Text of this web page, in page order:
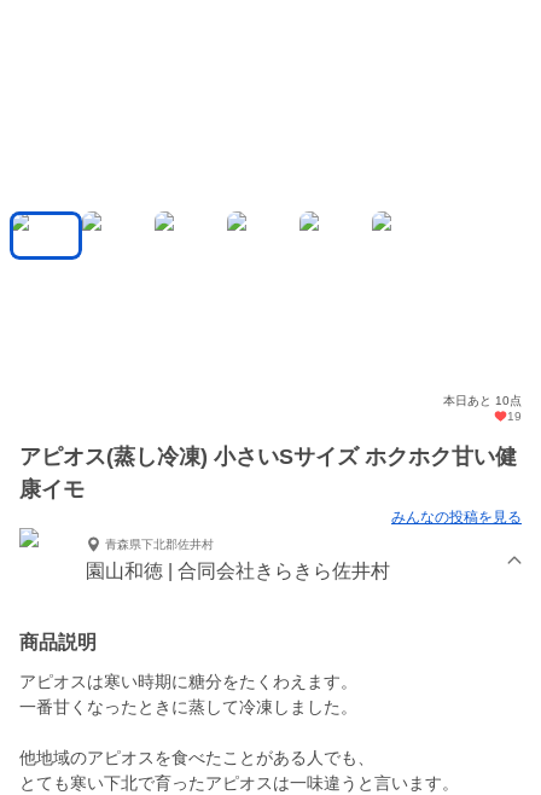
本日あと 10点
19
アピオス(蒸し冷凍) 小さいSサイズ ホクホク甘い健
康イモ
みんなの投稿を見る
青森県下北郡佐井村
園山和徳 | 合同会社きらきら佐井村
商品説明
アピオスは寒い時期に糖分をたくわえます。
一番甘くなったときに蒸して冷凍しました。
他地域のアピオスを食べたことがある人でも、
とても寒い下北で育ったアピオスは一味違うと言います。